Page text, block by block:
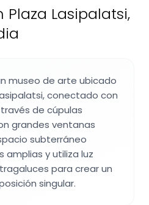
Lasipalatsi,
museo de arte ubicado
conectado con
de cúpulas
grandes ventanas
subterráneo
amplias y utiliza luz
para crear un
singular.